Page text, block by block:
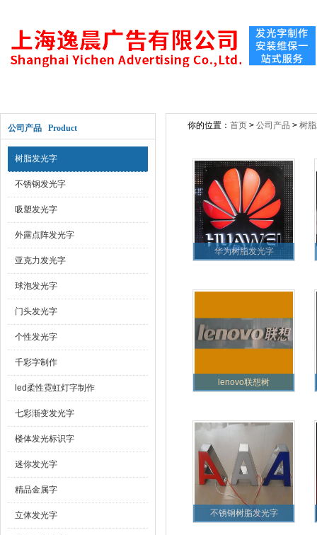
公司产品 Product
树脂发光字
不锈钢发光字
吸塑发光字
外露点阵发光字
亚克力发光字
球泡发光字
门头发光字
个性发光字
千彩字制作
led柔性霓虹灯字制作
七彩渐变发光字
楼体发光标识字
迷你发光字
精品金属字
立体发光字
你的位置： 首页 > 公司产品 > 树
华为树脂发光字
lenovo联想树
不锈钢树脂发光字